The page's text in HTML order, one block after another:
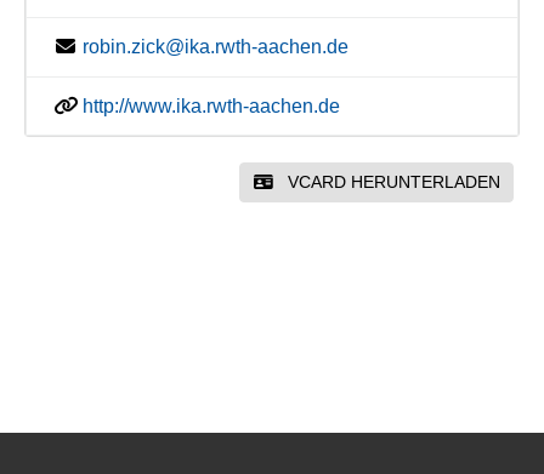
robin.zick@ika.rwth-aachen.de
http://www.ika.rwth-aachen.de
VCARD HERUNTERLADEN